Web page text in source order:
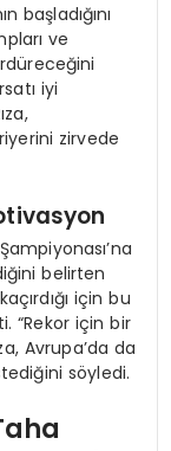
başladığını
ve
iyi
zirvede
belirten
için bu
“Rekor için bir
Avrupa’da da
söyledi.